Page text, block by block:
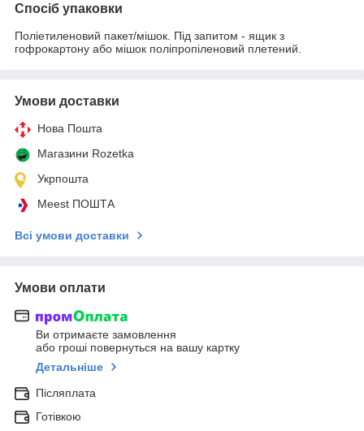
Спосіб упаковки
Поліетиленовий пакет/мішок. Під запитом - ящик з
гофрокартону або мішок поліпропіленовий плетений.
Умови доставки
Нова Пошта
Магазини Rozetka
Укрпошта
Meest ПОШТА
Всі умови доставки
Умови оплати
Ви отримаєте замовлення
або гроші повернуться на вашу картку
Детальніше
Післяплата
Готівкою